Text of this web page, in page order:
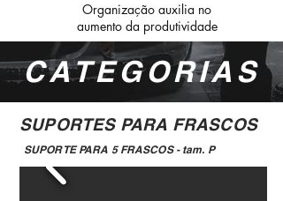
Organização auxilia no
aumento da produtividade
CATEGORIAS
SUPORTES PARA FRASCOS
SUPORTE PARA 5 FRASCOS - tam. P